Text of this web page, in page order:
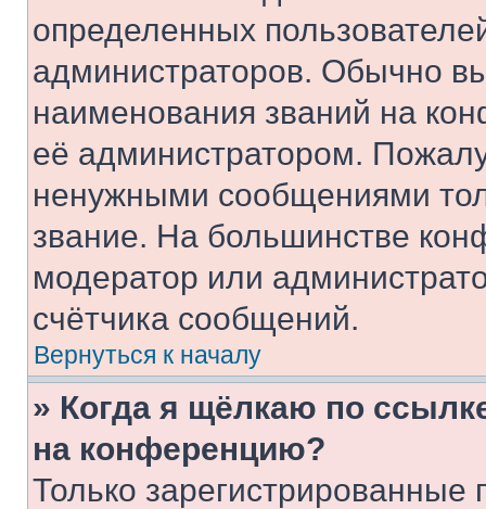
определенных
администраторов. Обычно
наименования званий на
её администратором.
ненужными сообщениями
звание. На большинстве
модератор или
счётчика сообщений.
Вернуться к началу
» Когда я щёлкаю по
на конференцию?
Только зарегистрированные